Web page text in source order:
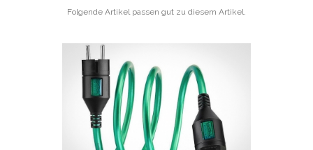
Folgende Artikel passen gut zu diesem Artikel.